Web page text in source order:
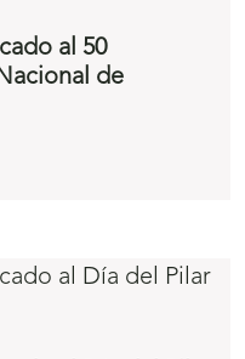
al 50
de